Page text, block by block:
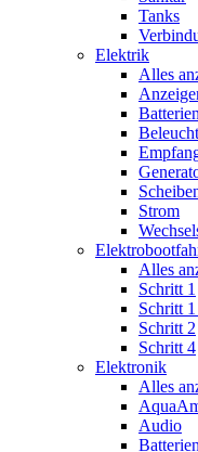
Tanks
Elektrik
Alles
Batterien
Strom
Alles
Schritt 1
Schritt
Schritt 2
Schritt 4
Elektronik
Alles
Audio
Batterien